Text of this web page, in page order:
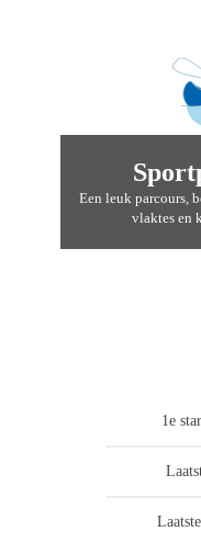
Een leuk parcours,
vlaktes en
1e